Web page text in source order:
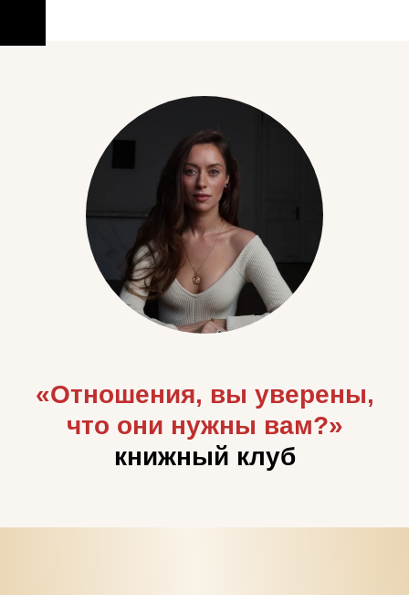
«Отношения, вы уверены,
что они нужны вам?»
книжный клуб